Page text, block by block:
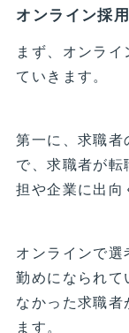
オンライン採
まず、オンラ
ていきます。
第一に、求職者
で、求職者が
担や企業に出向
オンラインで
勤めになられ
なかった求職者
ます。